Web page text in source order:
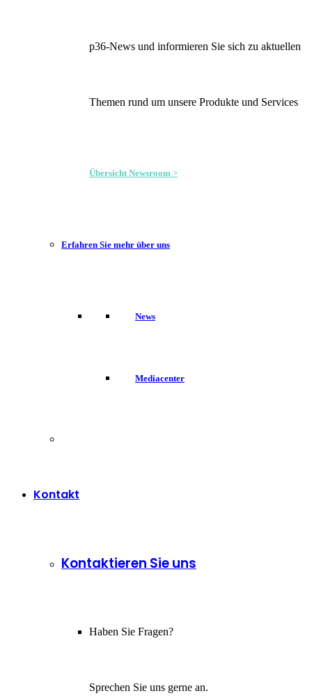
p36-News und informieren Sie sich zu aktuellen
Themen rund um unsere Produkte und Services
Übersicht Newsroom >
Erfahren Sie mehr über uns
News
Mediacenter
Kontakt
Kontaktieren Sie uns
Haben Sie Fragen?
Sprechen Sie uns gerne an.